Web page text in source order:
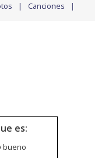
Canciones
es:
bueno